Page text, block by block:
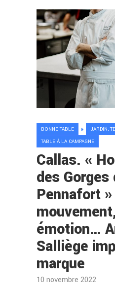
BONNE TABLE
JARDIN,
TABLE À LA CAMPAGNE
Callas. «
des Gorges
Pennafort
émotion…
Salliège
marque
10 novembre 2022